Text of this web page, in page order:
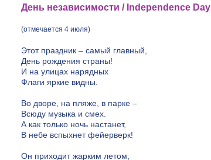
День независимости / Independence Day
(отмечается 4 июля)
Этот праздник – самый главный,
День рождения страны!
И на улицах нарядных
Флаги яркие видны.
Во дворе, на пляже, в парке –
Всюду музыка и смех.
А как только ночь настанет,
В небе вспыхнет фейерверк!
Он приходит жарким летом,